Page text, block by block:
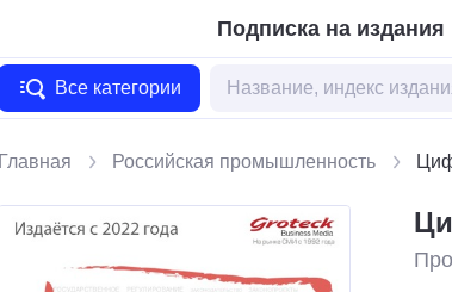
Подписка на издания
Все категории
Главная Российская промышленность